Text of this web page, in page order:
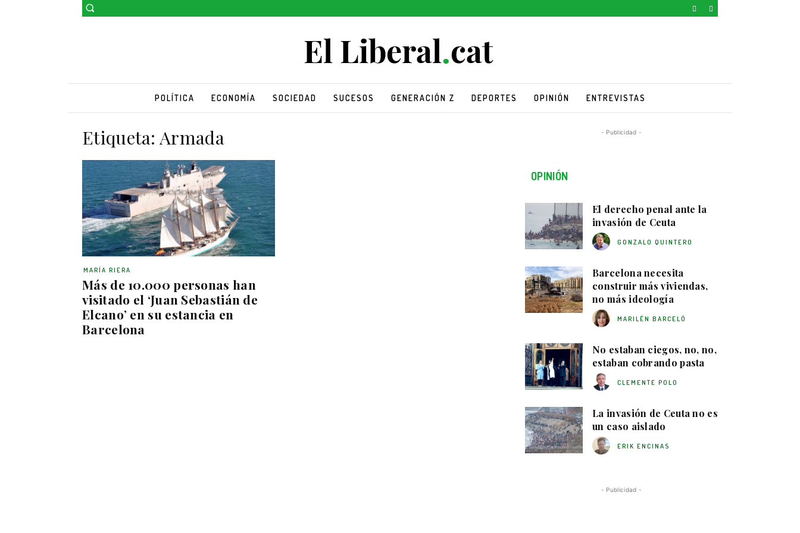
POLÍTICA ECONOMÍA SOCIEDAD SUCESOS GENERACIÓN Z DEPORTES OPINIÓN ENTREVISTAS
Etiqueta: Armada
Más de 10.000 personas han
visitado el ‘Juan Sebastián de
Elcano’ en su estancia en
Barcelona
MARÍA RIERA
- Publicidad -
OPINIÓN
El derecho penal ante la
invasión de Ceuta
GONZALO QUINTERO
Barcelona necesita
construir más viviendas,
no más ideología
MARILÉN BARCELÓ
No estaban ciegos, no, no,
estaban cobrando pasta
CLEMENTE POLO
La invasión de Ceuta no es
un caso aislado
ERIK ENCINAS
- Publicidad -